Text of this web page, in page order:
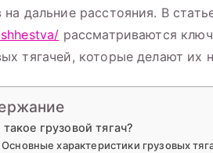
и
на дальние расстояния. В
рассматриваются
тягачей, которые делают их
грузовой тягач?
Основные характеристики грузовых